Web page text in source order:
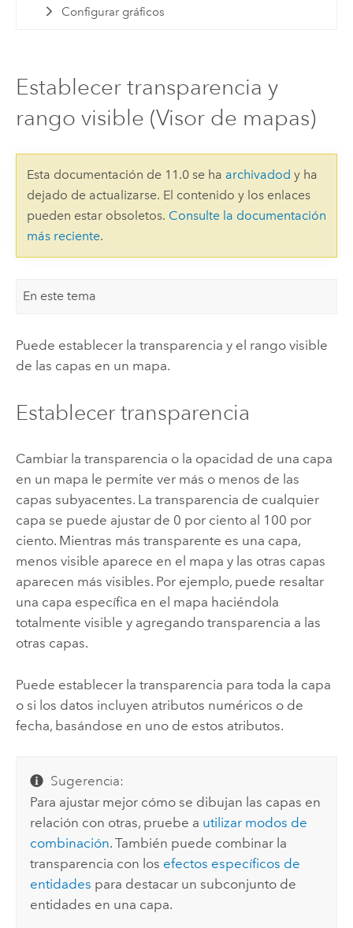
Configurar gráficos
Establecer transparencia y
rango visible (Visor de mapas)
Esta documentación de 11.0 se ha archivadod y ha
dejado de actualizarse. El contenido y los enlaces
pueden estar obsoletos. Consulte la documentación
más reciente.
En este tema
Puede establecer la transparencia y el rango visible
de las capas en un mapa.
Establecer transparencia
Cambiar la transparencia o la opacidad de una capa
en un mapa le permite ver más o menos de las
capas subyacentes. La transparencia de cualquier
capa se puede ajustar de 0 por ciento al 100 por
ciento. Mientras más transparente es una capa,
menos visible aparece en el mapa y las otras capas
aparecen más visibles. Por ejemplo, puede resaltar
una capa específica en el mapa haciéndola
totalmente visible y agregando transparencia a las
otras capas.
Puede establecer la transparencia para toda la capa
o si los datos incluyen atributos numéricos o de
fecha, basándose en uno de estos atributos.
Sugerencia:
Para ajustar mejor cómo se dibujan las capas en
relación con otras, pruebe a utilizar modos de
combinación.También puede combinar la
transparencia con los efectos específicos de
entidades para destacar un subconjunto de
entidades en una capa.